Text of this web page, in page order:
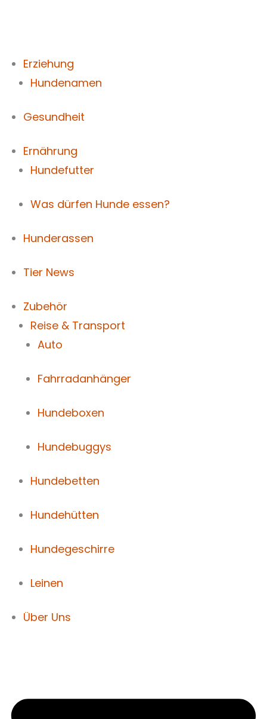
Erziehung
Hundenamen
Gesundheit
Ernährung
Hundefutter
Was dürfen Hunde essen?
Hunderassen
Tier News
Zubehör
Reise & Transport
Auto
Fahrradanhänger
Hundeboxen
Hundebuggys
Hundebetten
Hundehütten
Hundegeschirre
Leinen
Über Uns